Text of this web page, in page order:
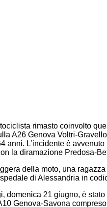
rimasto coinvolto
A26 Genova Voltri-
anni. L’incidente è
la diramazione Predosa-
della moto, una
di Alessandria in
domenica 21 giugno, è
Genova-Savona